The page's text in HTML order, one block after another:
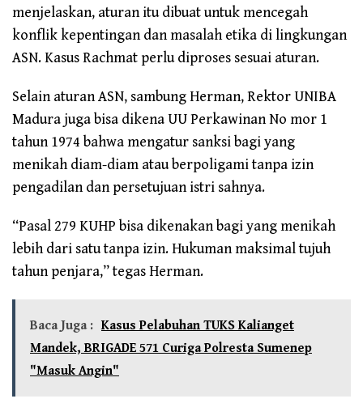
menjelaskan, aturan itu dibuat untuk mencegah
konflik kepentingan dan masalah etika di lingkungan
ASN. Kasus Rachmat perlu diproses sesuai aturan.
Selain aturan ASN, sambung Herman, Rektor UNIBA
Madura juga bisa dikena UU Perkawinan No mor 1
tahun 1974 bahwa mengatur sanksi bagi yang
menikah diam-diam atau berpoligami tanpa izin
pengadilan dan persetujuan istri sahnya.
“Pasal 279 KUHP bisa dikenakan bagi yang menikah
lebih dari satu tanpa izin. Hukuman maksimal tujuh
tahun penjara,” tegas Herman.
Baca Juga : Kasus Pelabuhan TUKS Kalianget
Mandek, BRIGADE 571 Curiga Polresta Sumenep
"Masuk Angin"